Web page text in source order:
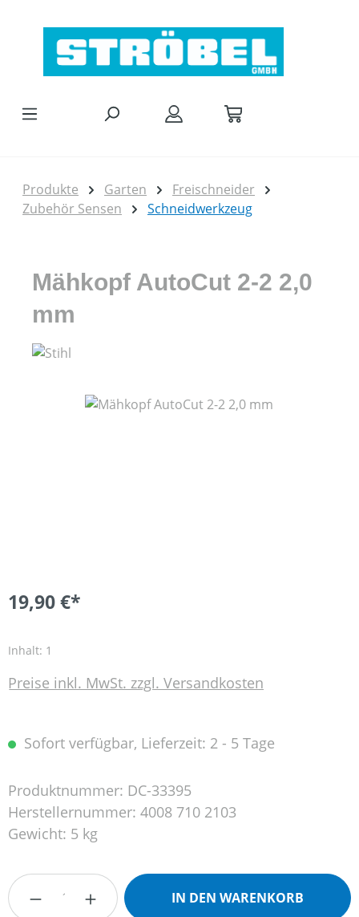
Produkte Garten
Freischneider
Zubehör Sensen
Schneidwerkzeug
Mähkopf AutoCut 2-2 2,0
mm
Bildergalerie überspringen
19,90 €*
Inhalt: 1
Preise inkl. MwSt. zzgl. Versandkosten
Sofort verfügbar, Lieferzeit: 2 - 5 Tage
Produktnummer: DC-33395
Herstellernummer: 4008 710 2103
Gewicht: 5 kg
Produkt Anzahl: Gib den gewünschten
IN DEN WARENKORB